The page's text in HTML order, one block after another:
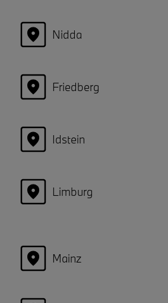
Nidda
Friedberg
Idstein
Limburg
Mainz